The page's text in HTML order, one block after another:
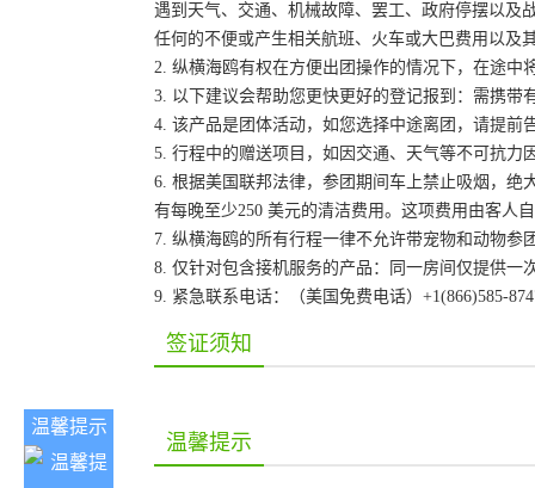
遇到天气、交通、机械故障、罢工、政府停摆以及
任何的不便或产生相关航班、火车或大巴费用以及
2. 纵横海鸥有权在方便出团操作的情况下，在途
3. 以下建议会帮助您更快更好的登记报到：需携
4. 该产品是团体活动，如您选择中途离团，请提
5. 行程中的赠送项目，如因交通、天气等不可抗
6. 根据美国联邦法律，参团期间车上禁止吸烟，
有每晚至少250 美元的清洁费用。这项费用由客人
7. 纵横海鸥的所有行程一律不允许带宠物和动物参
8. 仅针对包含接机服务的产品：同一房间仅提供
9. 紧急联系电话：（美国免费电话）+1(866)585-
签证须知
温馨提示
温馨提示